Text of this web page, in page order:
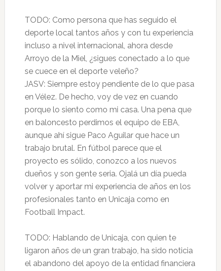
TODO: Como persona que has seguido el
deporte local tantos años y con tu experiencia
incluso a nivel internacional, ahora desde
Arroyo de la Miel, ¿sigues conectado a lo que
se cuece en el deporte veleño?
JASV: Siempre estoy pendiente de lo que pasa
en Vélez. De hecho, voy de vez en cuando
porque lo siento como mi casa. Una pena que
en baloncesto perdimos el equipo de EBA,
aunque ahí sigue Paco Aguilar que hace un
trabajo brutal. En fútbol parece que el
proyecto es sólido, conozco a los nuevos
dueños y son gente seria. Ojalá un día pueda
volver y aportar mi experiencia de años en los
profesionales tanto en Unicaja como en
Football Impact.
TODO: Hablando de Unicaja, con quien te
ligaron años de un gran trabajo, ha sido noticia
el abandono del apoyo de la entidad financiera